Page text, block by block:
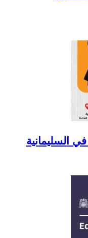
في السليمانية